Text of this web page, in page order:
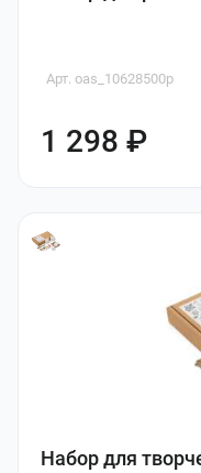
Арт. oas_10628500p
1 298 ₽
Набор для